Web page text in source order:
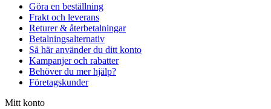
Göra en beställning
Frakt och leverans
Returer & återbetalningar
Betalningsalternativ
Så här använder du ditt konto
Kampanjer och rabatter
Behöver du mer hjälp?
Företagskunder
Mitt konto